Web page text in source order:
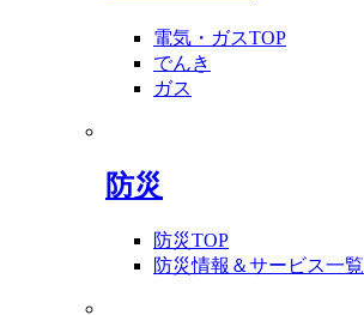
電気・ガスTOP
でんき
ガス
防災
防災TOP
防災情報＆サービス一覧